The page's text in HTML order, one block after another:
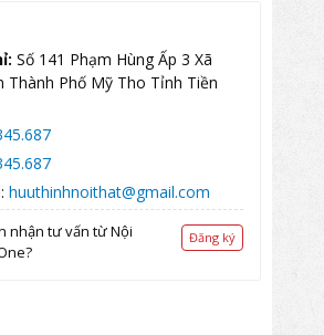
Số 141 Phạm Hùng Ấp 3 Xã
Thành Phố Mỹ Tho Tỉnh Tiền
huuthinhnoithat@gmail.com
nhận tư vấn từ Nội
Đăng ký